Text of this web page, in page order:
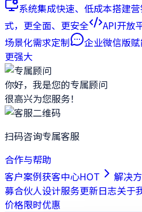
系统集成快速、低成本搭建
式，更全面、更安全
API开放
场景化需求定制
企业微信版
更强大
你好，我是您的专属顾问
很高兴为您服务！
扫码咨询专属客服
合作与帮助
客户案例获客中心HOT 解决
募合伙人设计服务更新日志关于
价格限时优惠